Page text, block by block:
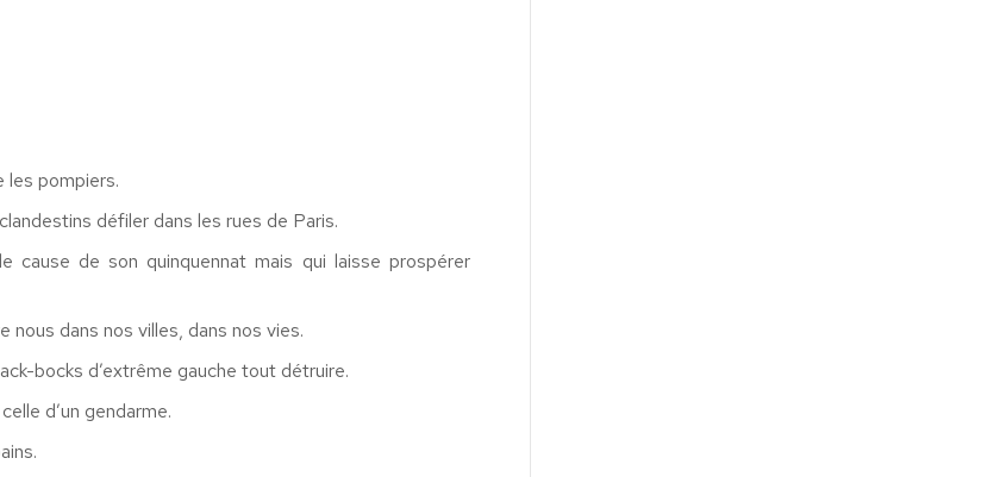
les pompiers.
défiler dans les rues de Paris.
cause de son quinquennat mais qui laisse prospérer
dans nos villes, dans nos vies.
bocks d’extrême gauche tout détruire.
d’un gendarme.